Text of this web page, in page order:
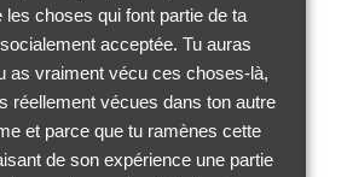
choses qui font partie de ta
acceptée. Tu auras
as vraiment vécu ces choses-là,
réellement vécues dans ton autre
et parce que tu ramènes cette
de son expérience une partie